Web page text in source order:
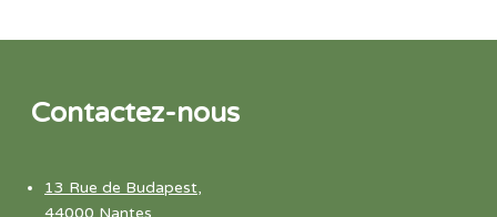
Contactez-nous
13 Rue de Budapest,